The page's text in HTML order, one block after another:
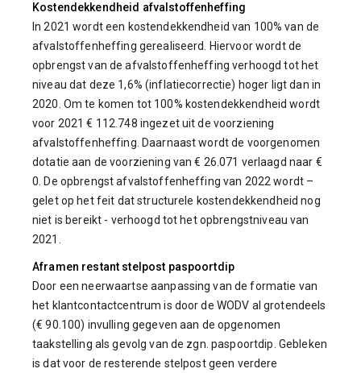
Kostendekkendheid afvalstoffenheffing
In 2021 wordt een kostendekkendheid van 100% van de
afvalstoffenheffing gerealiseerd. Hiervoor wordt de
opbrengst van de afvalstoffenheffing verhoogd tot het
niveau dat deze 1,6% (inflatiecorrectie) hoger ligt dan in
2020. Om te komen tot 100% kostendekkendheid wordt
voor 2021 € 112.748 ingezet uit de voorziening
afvalstoffenheffing. Daarnaast wordt de voorgenomen
dotatie aan de voorziening van € 26.071 verlaagd naar €
0. De opbrengst afvalstoffenheffing van 2022 wordt –
gelet op het feit dat structurele kostendekkendheid nog
niet is bereikt - verhoogd tot het opbrengstniveau van
2021.
Aframen restant stelpost paspoortdip
Door een neerwaartse aanpassing van de formatie van
het klantcontactcentrum is door de WODV al grotendeels
(€ 90.100) invulling gegeven aan de opgenomen
taakstelling als gevolg van de zgn. paspoortdip. Gebleken
is dat voor de resterende stelpost geen verdere